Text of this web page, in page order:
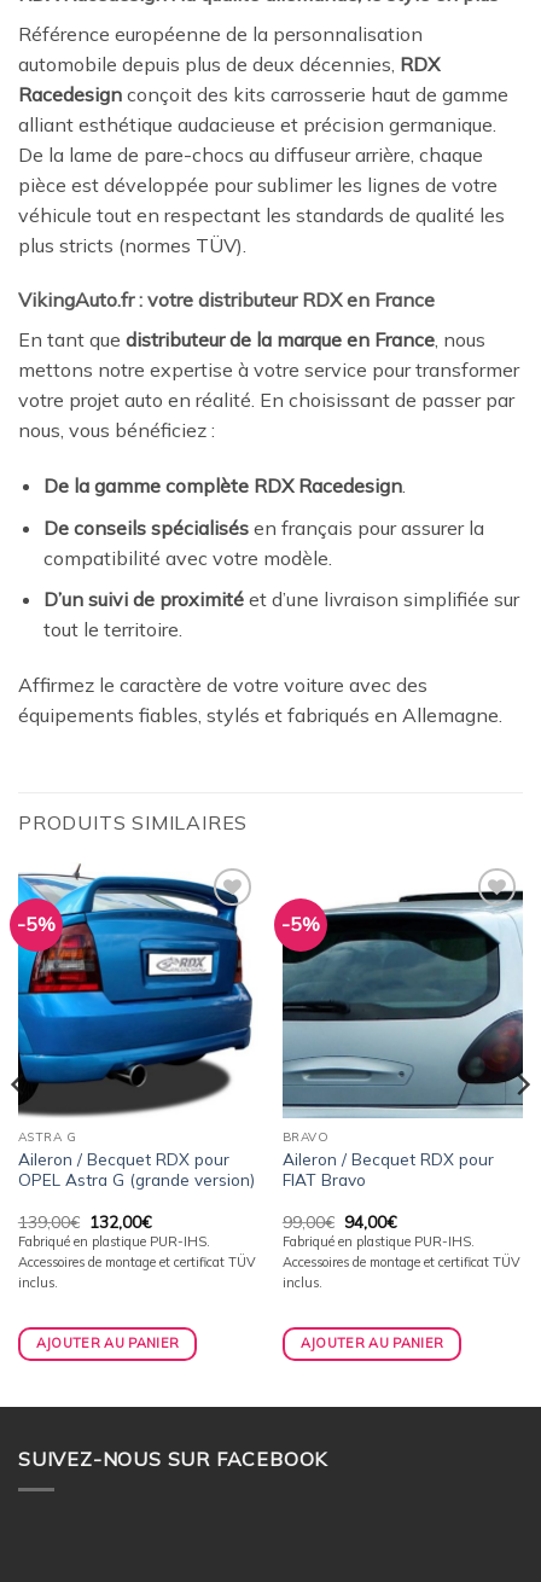
Référence européenne de la personnalisation
automobile depuis plus de deux décennies, RDX
Racedesign conçoit des kits carrosserie haut de gamme
alliant esthétique audacieuse et précision germanique.
De la lame de pare-chocs au diffuseur arrière, chaque
pièce est développée pour sublimer les lignes de votre
véhicule tout en respectant les standards de qualité les
plus stricts (normes TÜV).
VikingAuto.fr : votre distributeur RDX en France
En tant que distributeur de la marque en France, nous
mettons notre expertise à votre service pour transformer
votre projet auto en réalité. En choisissant de passer par
nous, vous bénéficiez :
De la gamme complète RDX Racedesign.
De conseils spécialisésen français pour assurer la
compatibilité avec votre modèle.
D’un suivi de proximitéet d’une livraison simplifiée sur
tout le territoire.
Affirmez le caractère de votre voiture avec des
équipements fiables, stylés et fabriqués en Allemagne.
PRODUITS SIMILAIRES
-5%
Ajouter
à la
wishlist
ASTRA G
Aileron / Becquet RDX pour
OPEL Astra G (grande version)
139,00€ Le
prix
initial
était :
132,00€Le
prix
actuel
est :
Fabriqué en plastique PUR-IHS.
Accessoires de montage et certificat TÜV
inclus.
AJOUTER AU PANIER
-5%
Ajouter
à la
wishlist
BRAVO
Aileron / Becquet RDX pour
FIAT Bravo
99,00€ Le
prix
initial
était :
94,00€Le
prix
actuel
est :
Fabriqué en plastique PUR-IHS.
Accessoires de montage et certificat TÜV
inclus.
AJOUTER AU PANIER
SUIVEZ-NOUS SUR FACEBOOK